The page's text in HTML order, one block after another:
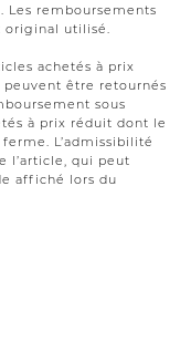
Les remboursements
original utilisé.
achetés à prix
être retournés
sous
à prix réduit dont le
L’admissibilité
l’article, qui peut
affiché lors du